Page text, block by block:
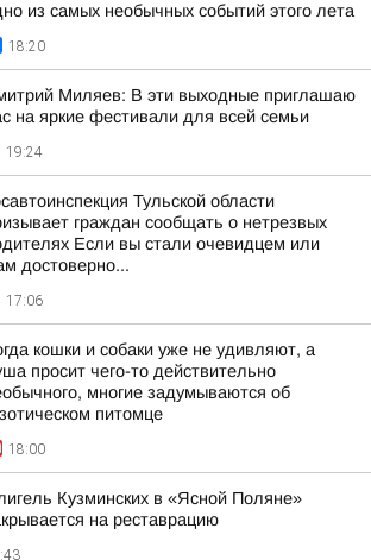
из самых необычных событий этого лета
18:20
Миляев: В эти выходные приглашаю
на яркие фестивали для всей семьи
19:24
Тульской области
граждан сообщать о нетрезвых
Если вы стали очевидцем или
достоверно...
17:06
кошки и собаки уже не удивляют, а
просит чего-то действительно
многие задумываются об
питомце
18:00
Кузминских в «Ясной Поляне»
на реставрацию